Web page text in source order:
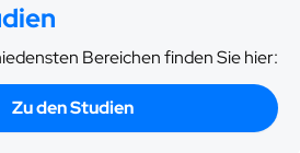
Bereichen finden Sie hier:
Zu den Studien